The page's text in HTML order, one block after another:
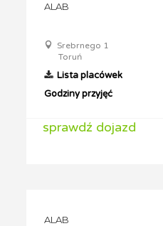
ALAB
Srebrnego 1
Toruń
Lista placówek
Godziny przyjęć
sprawdź dojazd
ALAB